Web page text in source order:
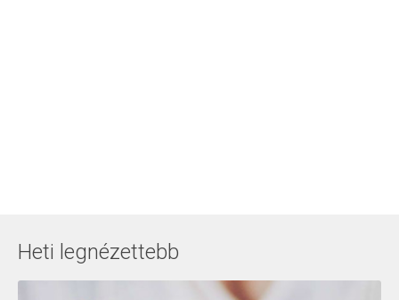
Heti legnézettebb